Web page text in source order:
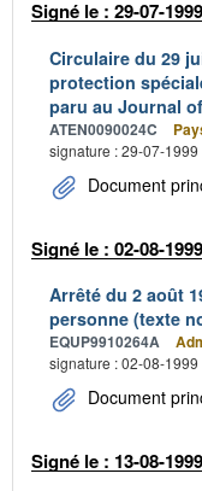
Signé le : 29-07-1999
Circulaire du 29
protection
paru au Journal
ATEN0090024C
signature : 29-07-1999
Document
Signé le : 02-08-1999
Arrêté du 2 août
personne (texte
EQUP9910264A
signature : 02-08-1999
Document
Signé le : 13-08-1999